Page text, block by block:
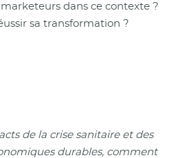
dans ce contexte ?
sa transformation ?
de la crise sanitaire et des
durables, comment